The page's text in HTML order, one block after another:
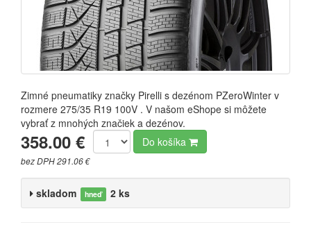
Zimné pneumatiky značky Pirelli s dezénom PZeroWinter v
rozmere 275/35 R19 100V . V našom eShope si môžete
vybrať z mnohých značiek a dezénov.
358.00 €
bez DPH 291.06 €
Do košíka
skladom hneď 2 ks